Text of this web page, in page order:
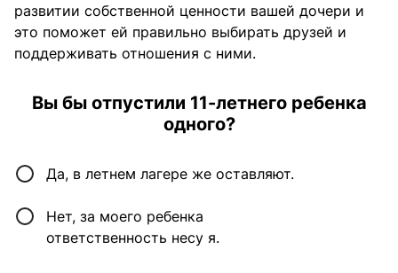
развитии собственной ценности вашей дочери и
это поможет ей правильно выбирать друзей и
поддерживать отношения с ними.
Вы бы отпустили 11-летнего ребенка
одного?
Да, в летнем лагере же оставляют.
Нет, за моего ребенка
ответственность несу я.